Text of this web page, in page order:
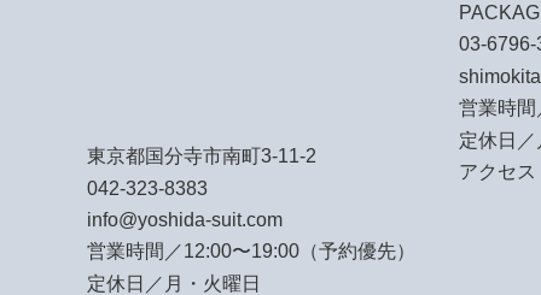
東京都国分寺市南町3-11-2
042-323-8383
info@yoshida-suit.com
営業時間／12:00〜19:00（予約優先）
定休日／月・火曜日
03-6796-
営業時間
定休日／
アクセ